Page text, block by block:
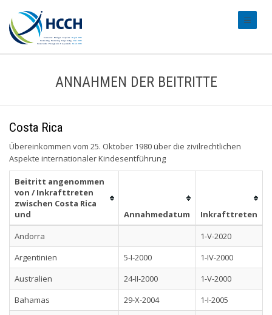
ANNAHMEN DER BEITRITTE
Costa Rica
Übereinkommen vom 25. Oktober 1980 über die zivilrechtlichen
Aspekte internationaler Kindesentführung
Beitritt angenommen
von / Inkrafttreten
zwischen Costa Rica
und
Annahmedatum
Inkrafttreten
Andorra
1-V-2020
Argentinien
5-I-2000
1-IV-2000
Australien
24-II-2000
1-V-2000
Bahamas
29-X-2004
1-I-2005